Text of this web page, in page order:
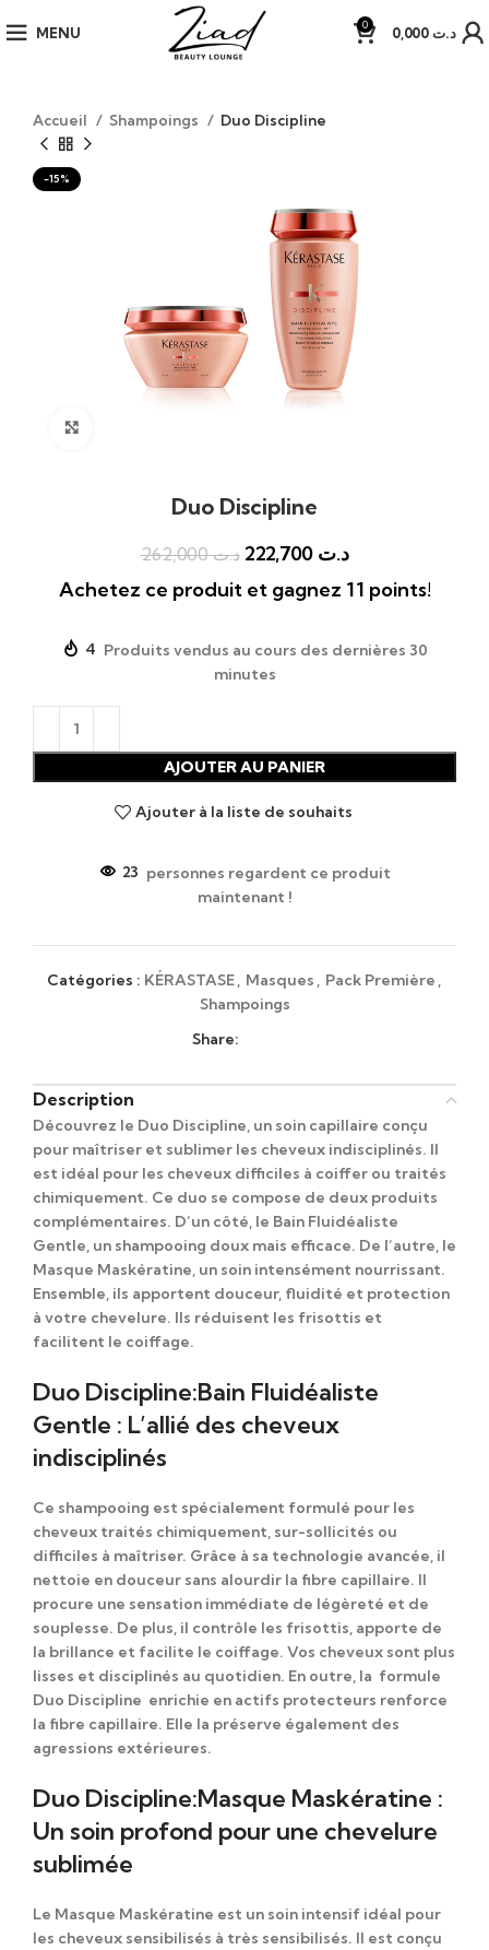
MENU 0 د.ت
Accueil Shampoings Duo Discipline
-15%
Duo Discipline
د.ت262,000 د.ت 222,700
Achetez ce produit et gagnez 11 points!
4 Produits vendus au cours des dernières 30
minutes
AJOUTER AU PANIER
Ajouter à la liste de souhaits
23 personnes regardent ce produit
maintenant !
Catégories : KÉRASTASE Masques Pack Première
Shampoings
Share:
Description
Découvrez le Duo Discipline , un soin capillaire conçu
pour maîtriser et sublimer les cheveux indisciplinés. Il
est idéal pour les cheveux difficiles à coiffer ou traités
chimiquement. Ce duo se compose de deux produits
complémentaires. D’un côté, le Bain Fluidéaliste
Gentle , un shampooing doux mais efficace. De l’autre, le
Masque Maskératine , un soin intensément nourrissant.
Ensemble, ils apportent douceur, fluidité et protection
à votre chevelure. Ils réduisent les frisottis et
facilitent le coiffage.
Duo Discipline:Bain Fluidéaliste
Gentle : L’allié des cheveux
indisciplinés
Ce shampooing est spécialement formulé pour les
cheveux traités chimiquement, sur-sollicités ou
difficiles à maîtriser. Grâce à sa technologie avancée, il
nettoie en douceur sans alourdir la fibre capillaire. Il
procure une sensation immédiate de légèreté et de
souplesse. De plus, il contrôle les frisottis, apporte de
la brillance et facilite le coiffage. Vos cheveux sont plus
lisses et disciplinés au quotidien. En outre, la formule
Duo Discipline enrichie en actifs protecteurs renforce
la fibre capillaire. Elle la préserve également des
agressions extérieures.
Duo Discipline:Masque Maskératine :
Un soin profond pour une chevelure
sublimée
Le Masque Maskératine est un soin intensif idéal pour
les cheveux sensibilisés à très sensibilisés. Il est conçu